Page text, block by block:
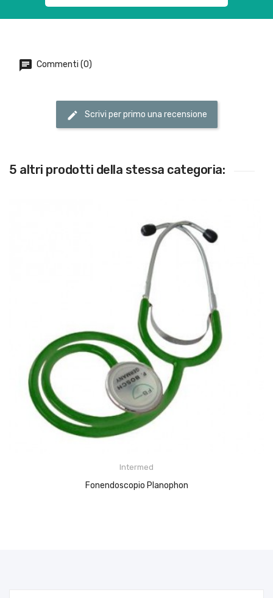
Commenti (0)
Scrivi per primo una recensione
5 altri prodotti della stessa categoria:
Intermed
Fonendoscopio Planophon